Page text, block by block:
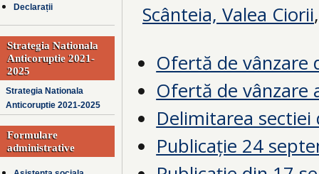
Declarații
Strategia Nationala
Anticoruptie 2021-
2025
Strategia Nationala
Anticoruptie 2021-2025
Formulare
administrative
Scânteia, Valea Ciorii
Ofertă de vânzare
Ofertă de vânzare
Delimitarea sectiei
Publicație 24